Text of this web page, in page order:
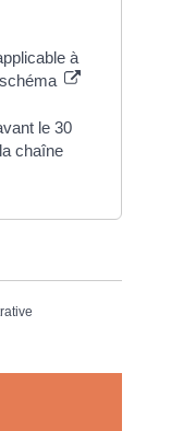
à
le 30
chaîne